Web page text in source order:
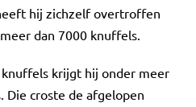
hij zichzelf overtroffen
dan 7000 knuffels.
krijgt hij onder meer
Die croste de afgelopen